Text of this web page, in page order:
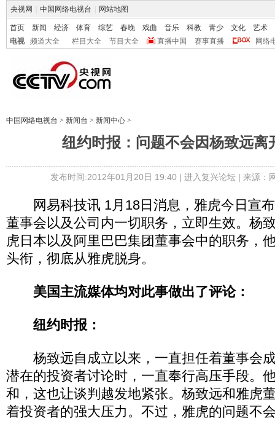
央视网 中国网络电视台 网站地图
首页 新闻 经济 体育 综艺 春晚 戏曲 音乐 科教 青少 文化
艺术
电视
频道大全 栏目大全 节目大全 直播中国 赛事直播 网络
中国网络电视台 > 新闻台 > 新闻中心 >
纽约时报：问题不会因杨致远离
发布时间:2012年01月20日 19:40 | 进入复兴论坛| 来源：
网易科技讯 1月18日消息，雅虎今日宣布
董事会以及公司内一切职务，立即生效。杨
虎日本以及阿里巴巴集团董事会中的职务，
头衔，彻底从雅虎脱身。
美国主流媒体均对此事做出了评论：
纽约时报：
杨致远自成立以来，一直担任着董事会
潜在的投资者讨论时，一直奉行高压手段。
和，这也让谈判越发地紧张。杨致远和雅虎
着投资者的强大压力。不过，雅虎的问题不